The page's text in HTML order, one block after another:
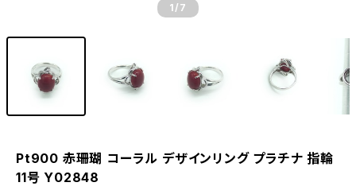
1 /7
Pt900 赤珊瑚 コーラル デザインリング プラチナ 指輪
11号 Y02848